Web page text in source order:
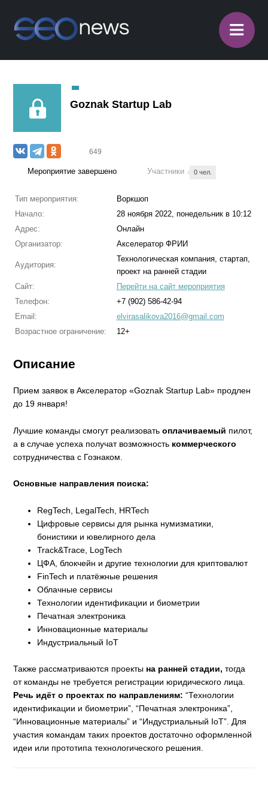
≡
Goznak Startup Lab
649
Мероприятие завершено Участники 0 чел.
Тип мероприятия:
Воркшоп
Начало:
28 ноября 2022, понедельник в 10:12
Адрес:
Онлайн
Организатор:
Акселератор ФРИИ
Аудитория:
Технологическая компания, стартап,
проект на ранней стадии
Сайт:
Перейти на сайт мероприятия
Телефон:
+7 (902) 586-42-94
Email:
elvirasalikova2016@gmail.com
Возрастное ограничение:
12+
Описание
Прием заявок в Акселератор «Goznak Startup Lab» продлен
до 19 января!
Лучшие команды смогут реализоватьоплачиваемый пилот,
а в случае успеха получат возможность коммерческого
сотрудничества с Гознаком.
Основные направления поиска:
RegTech, LegalTech, HRTech
Цифровые сервисы для рынка нумизматики,
бонистики и ювелирного дела
Track&Trace, LogTech
ЦФА, блокчейн и другие технологии для криптовалют
FinTech и платёжные решения
Облачные сервисы
Технологии идентификации и биометрии
Печатная электроника
Инновационные материалы
Индустриальный IoT
Также рассматриваются проекты на ранней стадии, тогда
от команды не требуется регистрации юридического лица.
Речь идёт о проектах по направлениям: “Технологии
идентификации и биометрии”, “Печатная электроника”,
“Инновационные материалы” и “Индустриальный IoT”. Для
участия командам таких проектов достаточно оформленной
идеи или прототипа технологического решения.